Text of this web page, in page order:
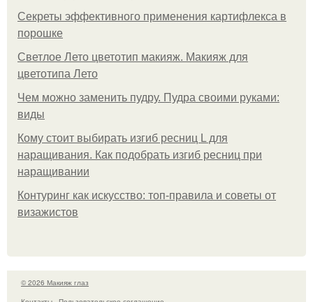
Секреты эффективного применения картифлекса в
порошке
Светлое Лето цветотип макияж. Макияж для
цветотипа Лето
Чем можно заменить пудру. Пудра своими руками:
виды
Кому стоит выбирать изгиб ресниц L для
наращивания. Как подобрать изгиб ресниц при
наращивании
Контуринг как искусство: топ-правила и советы от
визажистов
© 2026 Макияж глаз